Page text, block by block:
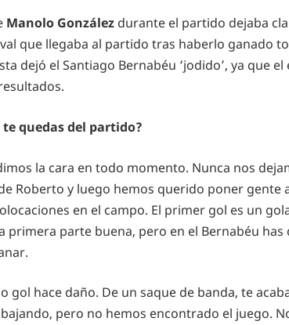
Manolo González durante el partido dejaba
que llegaba al partido tras haberlo ganado
dejó el Santiago Bernabéu ‘jodido’, ya que
te quedas del partido?
la cara en todo momento. Nunca nos
Roberto y luego hemos querido poner gente
en el campo. El primer gol es un
primera parte buena, pero en el Bernabéu
gol hace daño. De un saque de banda, te
pero no hemos encontrado el juego.